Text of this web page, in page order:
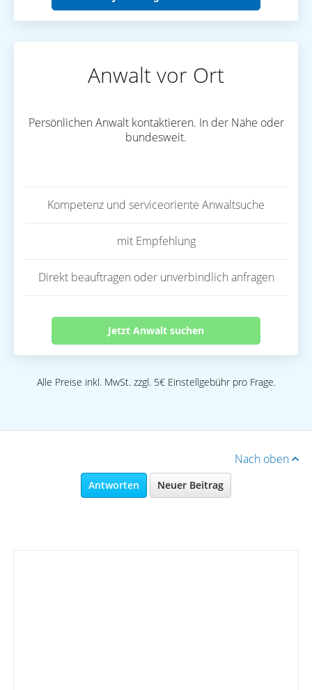
Anwalt vor Ort
Persönlichen Anwalt kontaktieren. In der Nähe oder
bundesweit.
Kompetenz und serviceoriente Anwaltsuche
mit Empfehlung
Direkt beauftragen oder unverbindlich anfragen
Jetzt Anwalt suchen
Alle Preise inkl. MwSt. zzgl. 5€ Einstellgebühr pro Frage.
Nach oben
Antworten Neuer Beitrag